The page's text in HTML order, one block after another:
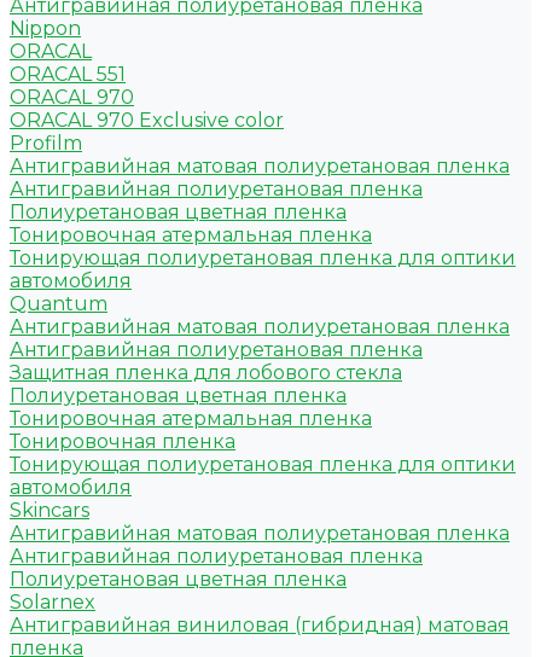
Антигравийная полиуретановая пленка
Nippon
ORACAL
ORACAL 551
ORACAL 970
ORACAL 970 Exclusive color
Profilm
Антигравийная матовая полиуретановая пленка
Антигравийная полиуретановая пленка
Полиуретановая цветная пленка
Тонировочная атермальная пленка
Тонирующая полиуретановая пленка для оптики
автомобиля
Quantum
Антигравийная матовая полиуретановая пленка
Антигравийная полиуретановая пленка
Защитная пленка для лобового стекла
Полиуретановая цветная пленка
Тонировочная атермальная пленка
Тонировочная пленка
Тонирующая полиуретановая пленка для оптики
автомобиля
Skincars
Антигравийная матовая полиуретановая пленка
Антигравийная полиуретановая пленка
Полиуретановая цветная пленка
Solarnex
Антигравийная виниловая (гибридная) матовая
пленка